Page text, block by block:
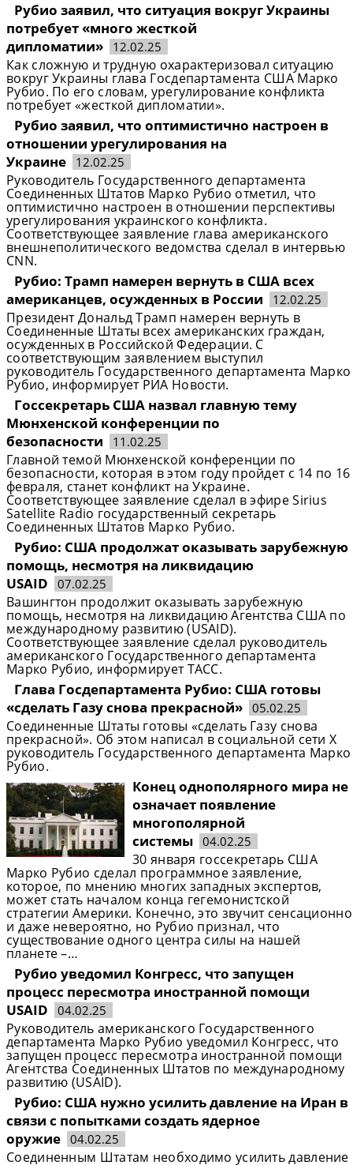
Рубио заявил, что ситуация вокруг Украины
потребует «много жесткой
дипломатии»
12.02.25
Как сложную и трудную охарактеризовал ситуацию
вокруг Украины глава Госдепартамента США Марко
Рубио. По его словам, урегулирование конфликта
потребует «жесткой дипломатии».
Рубио заявил, что оптимистично настроен в
отношении урегулирования на
Украине
12.02.25
Руководитель Государственного департамента
Соединенных Штатов Марко Рубио отметил, что
оптимистично настроен в отношении перспективы
урегулирования украинского конфликта.
Соответствующее заявление глава американского
внешнеполитического ведомства сделал в интервью
CNN.
Рубио: Трамп намерен вернуть в США всех
американцев, осужденных в России
12.02.25
Президент Дональд Трамп намерен вернуть в
Соединенные Штаты всех американских граждан,
осужденных в Российской Федерации. С
соответствующим заявлением выступил
руководитель Государственного департамента Марко
Рубио, информирует РИА Новости.
Госсекретарь США назвал главную тему
Мюнхенской конференции по
безопасности
11.02.25
Главной темой Мюнхенской конференции по
безопасности, которая в этом году пройдет с 14 по 16
февраля, станет конфликт на Украине.
Соответствующее заявление сделал в эфире Sirius
Satellite Radio государственный секретарь
Соединенных Штатов Марко Рубио.
Рубио: США продолжат оказывать зарубежную
помощь, несмотря на ликвидацию
USAID
07.02.25
Вашингтон продолжит оказывать зарубежную
помощь, несмотря на ликвидацию Агентства США по
международному развитию (USAID).
Соответствующее заявление сделал руководитель
американского Государственного департамента
Марко Рубио, информирует ТАСС.
Глава Госдепартамента Рубио: США готовы
«сделать Газу снова прекрасной» 05.02.25
Соединенные Штаты готовы «сделать Газу снова
прекрасной». Об этом написал в социальной сети X
руководитель Государственного департамента Марко
Рубио.
Конец однополярного мира не
означает появление
многополярной
системы 04.02.25
30 января госсекретарь США
Марко Рубио сделал программное заявление,
которое, по мнению многих западных экспертов,
может стать началом конца гегемонистской
стратегии Америки. Конечно, это звучит сенсационно
и даже невероятно, но Рубио признал, что
существование одного центра силы на нашей
планете –…
Рубио уведомил Конгресс, что запущен
процесс пересмотра иностранной помощи
USAID
04.02.25
Руководитель американского Государственного
департамента Марко Рубио уведомил Конгресс, что
запущен процесс пересмотра иностранной помощи
Агентства Соединенных Штатов по международному
развитию (USAID).
Рубио: США нужно усилить давление на Иран в
связи с попытками создать ядерное
оружие 04.02.25
Соединенным Штатам необходимо усилить давление